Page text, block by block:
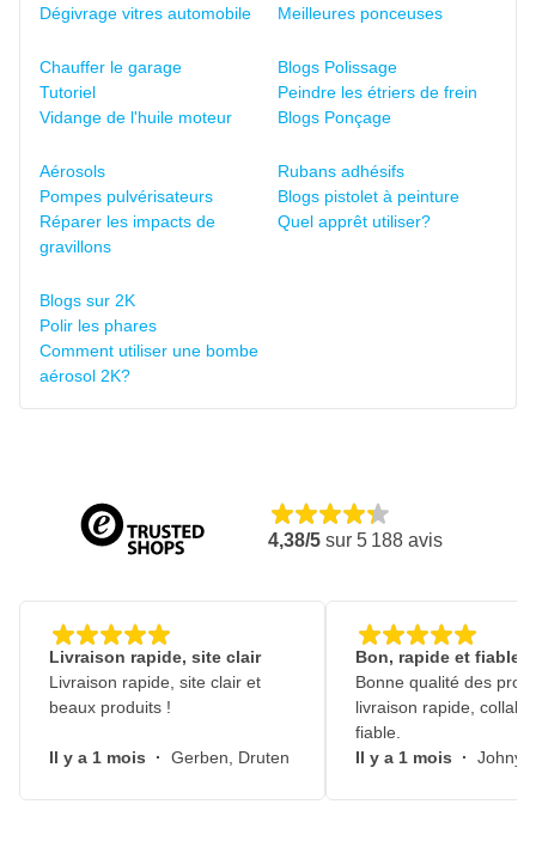
Dégivrage vitres automobile
Meilleures ponceuses
Chauffer le garage
Tutoriel
Vidange de l'huile moteur
Blogs Polissage
Peindre les étriers de frein
Blogs Ponçage
Aérosols
Pompes pulvérisateurs
Réparer les impacts de
gravillons
Rubans adhésifs
Blogs pistolet à peinture
Quel apprêt utiliser?
Blogs sur 2K
Polir les phares
Comment utiliser une bombe
aérosol 2K?
4,38/5 sur 5 188 avis
Livraison rapide, site clair
Livraison rapide, site clair et
beaux produits !
Il y a 1 mois · Gerben, Druten
Bon, rapide et fiable
Bonne qualité des
livraison rapide,
fiable.
Il y a 1 mois · Johny,